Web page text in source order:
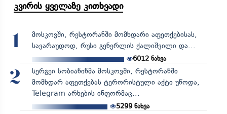
კვირის ყველაზე კითხვადი
1
მოსკოვში, რესტორანში მომხდარი აფეთქებისას,
სავარაუდოდ, რუსი გენერლის ქალიშვილი და...
6012 ნახვა
2
სერგეი სობიანინმა მოსკოვში, რესტორანში
მომხდარ აფეთქებას ტერორისტული აქტი უწოდა,
Telegram-არხების ინფორმაც...
5299ნახვა